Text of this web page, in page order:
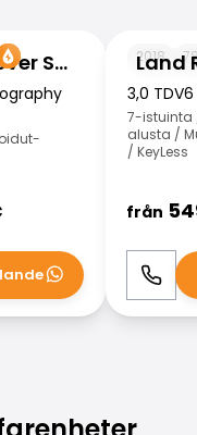
Land Rover Range Rover Sport
Land
2018
3,0 TDV6
7-istuinta
alusta /
/ KeyLess
från
Ring